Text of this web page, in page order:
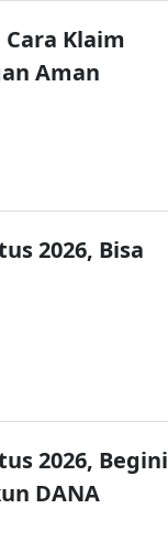
Klaim
Aman
2026, Bisa
2026, Begini
DANA